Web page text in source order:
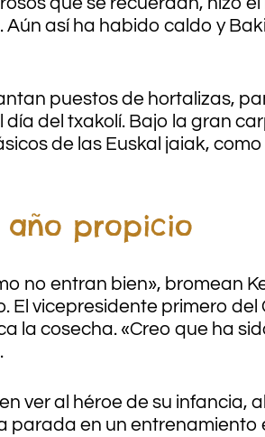
así ha habido caldo y
puestos de hortalizas,
del txakolí. Bajo la gran
de las Euskal jaiak, como
año propicio
no entran bien», bromean
vicepresidente primero del
la cosecha. «Creo que ha
ver al héroe de su
parada en un